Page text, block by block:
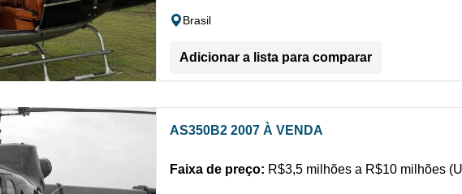
Brasil
Adicionar a lista para comparar
AS350B2 2007 À VENDA
Faixa de preço: R$3,5 milhões a R$10 milhões